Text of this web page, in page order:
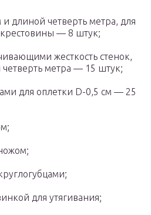
длиной четверть метра, для
— 8 штук;
жесткость стенок,
метра — 15 штук;
для оплетки D-0,5 см — 25
для утягивания;